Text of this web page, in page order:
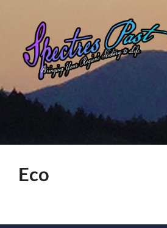
Eco